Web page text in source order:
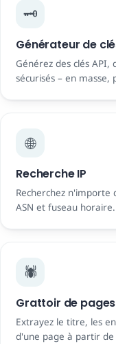
🗝️
Générateur de
Générez des clés API,
sécurisés – en masse,
🌐
Recherche IP
Recherchez n'importe
ASN et fuseau
🕷️
Grattoir de
Extrayez le titre, les
d'une page à partir